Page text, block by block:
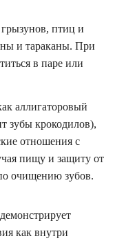
птиц и
и тараканы. При
в паре или
аллигаторовый
зубы крокодилов),
отношения с
пищу и защиту от
очищению зубов.
как внутри